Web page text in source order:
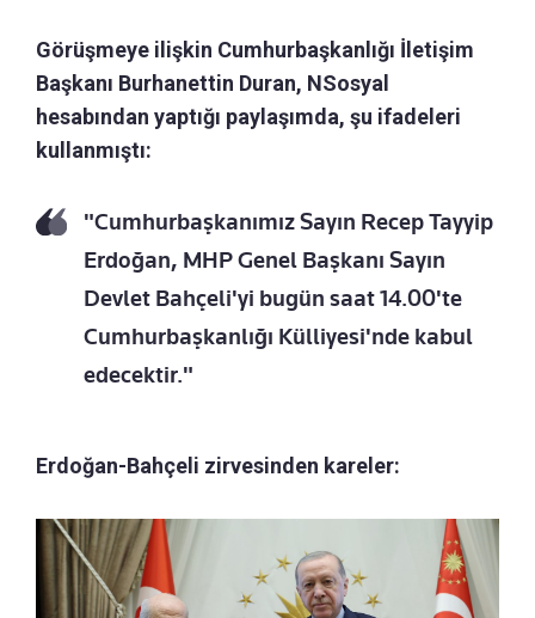
Görüşmeye ilişkin Cumhurbaşkanlığı İletişim
Başkanı Burhanettin Duran, NSosyal
hesabından yaptığı paylaşımda, şu ifadeleri
kullanmıştı:
"Cumhurbaşkanımız Sayın Recep Tayyip
Erdoğan, MHP Genel Başkanı Sayın
Devlet Bahçeli'yi bugün saat 14.00'te
Cumhurbaşkanlığı Külliyesi'nde kabul
edecektir."
Erdoğan-Bahçeli zirvesinden kareler: